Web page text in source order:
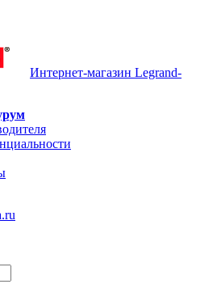
Интернет-магазин Legrand-